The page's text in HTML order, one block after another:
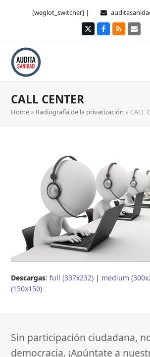
[weglot_switcher] |
TwitterFacebook
RSS
CALL CENTER
Home » Radiografía de la privatización » CALL
Descargas:full (337x232) | medium
(150x150)
Sin participación ciudadana,
democracia. ¡Apúntate a